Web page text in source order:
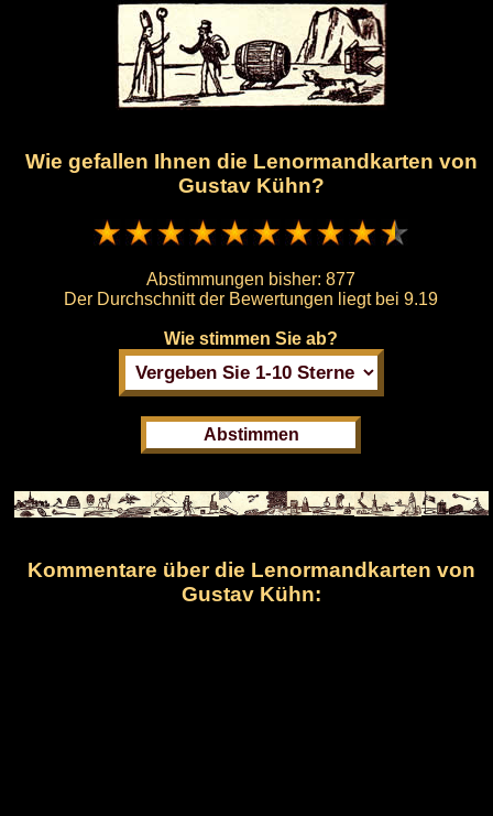
Wie gefallen Ihnen die Lenormandkarten von
Gustav Kühn?
Abstimmungen bisher: 877
Der Durchschnitt der Bewertungen liegt bei 9.19
Wie stimmen Sie ab?
Kommentare über die Lenormandkarten von
Gustav Kühn: